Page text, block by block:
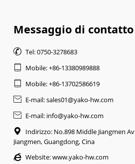
Messaggio di contatto
 Tel: 0750-3278683
 Mobile: +86-13380989888
 Mobile: +86-13702586619
 E-mail: sales01@yako-hw.com
 E-mail: info@yako-hw.com

Indirizzo: No.898 Middle Jiangmen
Jiangmen, Guangdong, Cina
 Website:www.yako-hw.com